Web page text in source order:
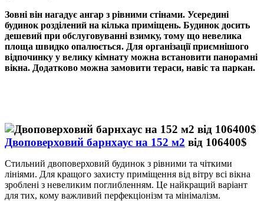
Зовні він нагадує ангар з рівними стінами. Усередині
будинок розділений на кілька приміщень. Будинок досить
дешевий при обслуговуванні взимку, тому що невелика
площа швидко опалюється. Для організації приємнішого
відпочинку у велику кімнату можна встановити панорамні
вікна. Додатково можна замовити тераси, навіс та паркан.
Двоповерховий барнхаус на 152 м2 від 106400$
Стильний двоповерховий будинок з рівними та чіткими
лініями. Для кращого захисту приміщення від вітру всі вікна
зроблені з невеликим поглибленням. Це найкращий варіант
для тих, кому важливий перфекціонізм та мінімалізм.